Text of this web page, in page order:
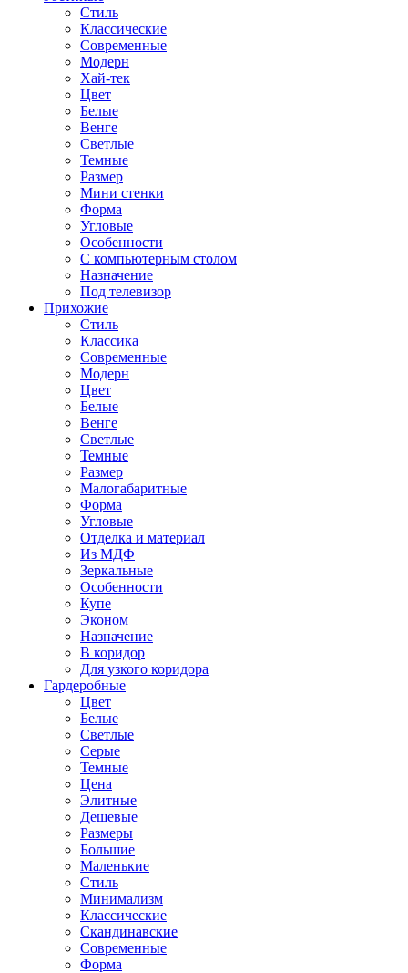
Стиль
Классические
Современные
Модерн
Хай-тек
Цвет
Белые
Венге
Светлые
Темные
Размер
Мини стенки
Форма
Угловые
Особенности
С компьютерным столом
Назначение
Под телевизор
Прихожие
Стиль
Классика
Современные
Модерн
Цвет
Белые
Венге
Светлые
Темные
Размер
Малогабаритные
Форма
Угловые
Отделка и материал
Из МДФ
Зеркальные
Особенности
Купе
Эконом
Назначение
В коридор
Для узкого коридора
Гардеробные
Цвет
Белые
Светлые
Серые
Темные
Цена
Элитные
Дешевые
Размеры
Большие
Маленькие
Стиль
Минимализм
Классические
Скандинавские
Современные
Форма